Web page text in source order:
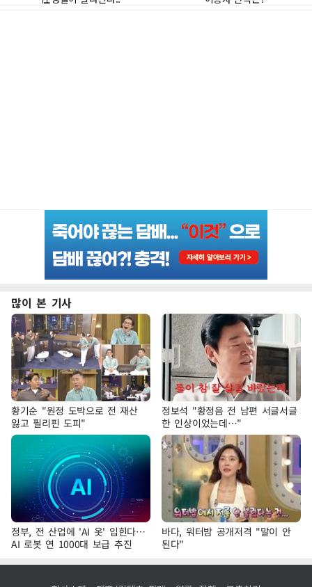
많이 본 기사
황기순 "원정 도박으로 전 재산
잃고 필리핀 도피"
정보석 "황정음 전 남편 서글서글
한 인상이었는데…"
정부, 전 산업에 'AI 옷' 입힌다…
AI 로봇 연 1000대 보급 추진
바다, 워터밤 공개저격 "말이 안
된다"